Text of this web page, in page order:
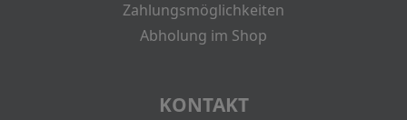
Zahlungsmöglichkeiten
Abholung im Shop
KONTAKT